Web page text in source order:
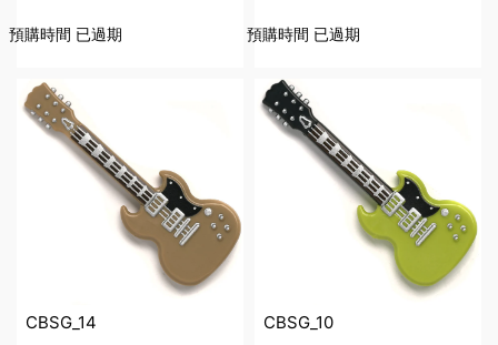
預購時間 已過期 預購時間 已過期
CBSG_14 CBSG_10